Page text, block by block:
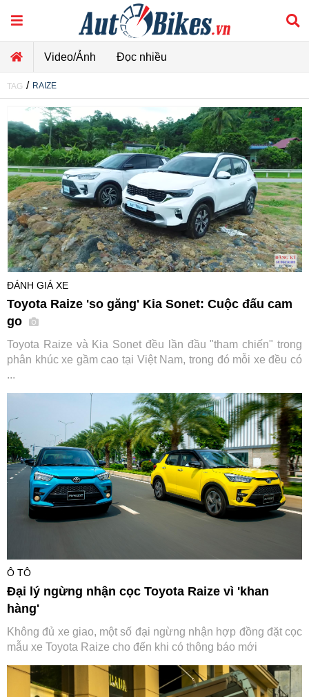
Video/Ảnh Đọc nhiều
TAG / RAIZE
ĐÁNH GIÁ XE
Toyota Raize 'so găng' Kia Sonet: Cuộc đấu cam
go
Toyota Raize và Kia Sonet đều lần đầu "tham chiến" trong
phân khúc xe gầm cao tại Việt Nam, trong đó mỗi xe đều có
...
Ô TÔ
Đại lý ngừng nhận cọc Toyota Raize vì 'khan
hàng'
Không đủ xe giao, một số đại ngừng nhận hợp đồng đặt cọc
mẫu xe Toyota Raize cho đến khi có thông báo mới